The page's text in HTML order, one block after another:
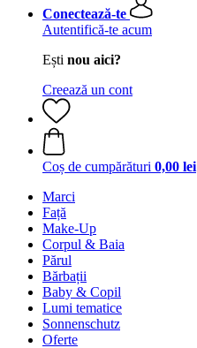
Conectează-te
Autentifică-te acum
Ești nou aici?
Creează un cont
Coș de cumpărături 0,00 lei
Marci
Față
Make-Up
Corpul & Baia
Părul
Bărbații
Baby & Copil
Lumi tematice
Sonnenschutz
Oferte